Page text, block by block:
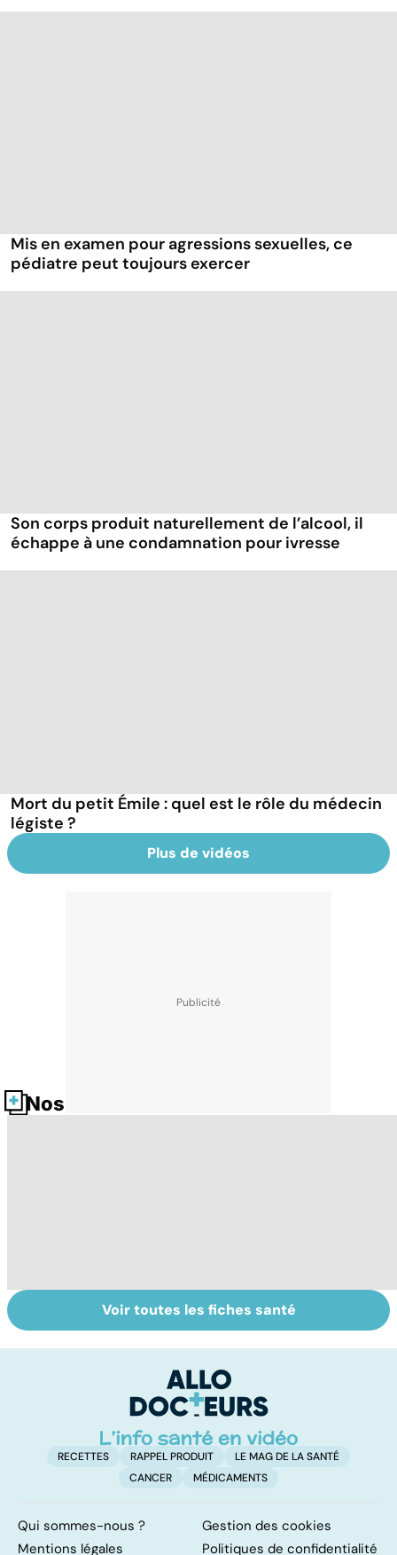
Mis en examen pour agressions sexuelles, ce
pédiatre peut toujours exercer
Son corps produit naturellement de l’alcool, il
échappe à une condamnation pour ivresse
Mort du petit Émile : quel est le rôle du médecin
légiste ?
Plus de vidéos
Nos fiches santé
Mediator® : le
début d'une
Tout savoir sur
les infections
Voir toutes les fiches santé
RECETTES RAPPEL PRODUIT
LE MAG DE LA SANTÉ
CANCER
MÉDICAMENTS
Qui sommes-nous ?
Gestion des cookies
Mentions légales
Politiques de confidentialité